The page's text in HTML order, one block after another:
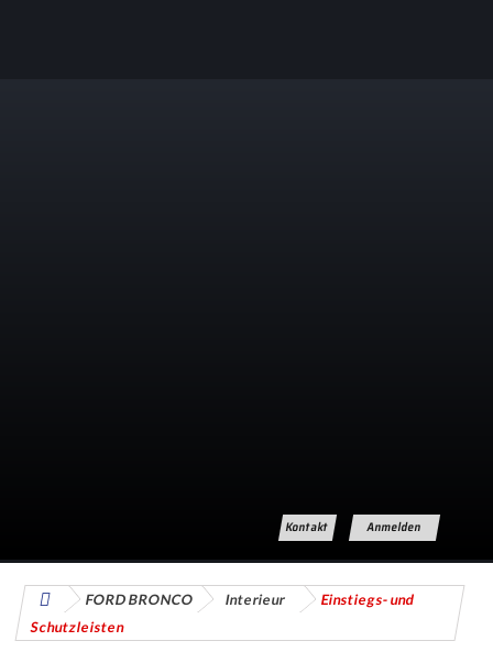
Anmelden
Kontakt
FORD BRONCO Interieur
Einstiegs- und
Schutzleisten